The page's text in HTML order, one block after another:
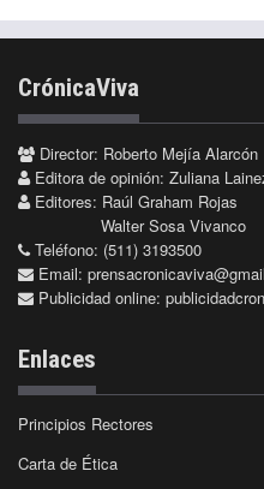
CrónicaViva
Director: Roberto Mejía Alarcón
Editora de opinión: Zuliana
Editores: Raúl Graham Rojas
Walter Sosa Vivanco
Teléfono: (511) 3193500
Email:
Publicidad online:
Enlaces
Principios Rectores
Carta de Ética